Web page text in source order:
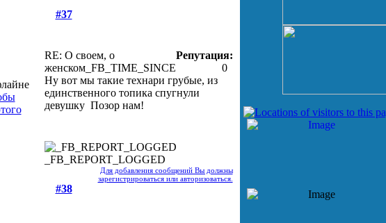
#37
RE: О своем, о
женском_FB_TIME_SINCE
Репутация:
0
Ну вот мы такие технари грубые, из
единственного топика спугнули
девушку Позор нам!
_FB_REPORT_LOGGED
Для добавления сообщений Вы должны
зарегистрироваться или авторизоваться.
#38